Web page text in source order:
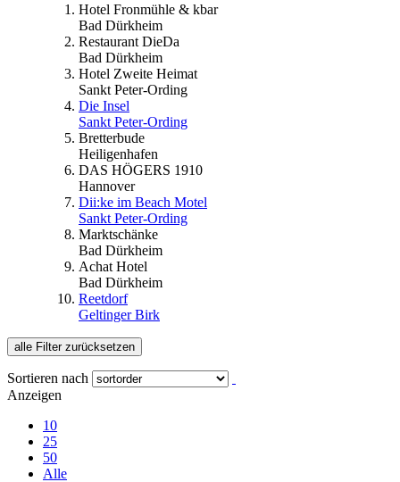
Hotel Fronmühle & kbar
Bad Dürkheim
Restaurant DieDa
Bad Dürkheim
Hotel Zweite Heimat
Sankt Peter-Ording
Die Insel
Sankt Peter-Ording
Bretterbude
Heiligenhafen
DAS HÖGERS 1910
Hannover
Dii:ke im Beach Motel
Sankt Peter-Ording
Marktschänke
Bad Dürkheim
Achat Hotel
Bad Dürkheim
Reetdorf
Geltinger Birk
alle Filter zurücksetzen
Sortieren nach
Anzeigen
10
25
50
Alle